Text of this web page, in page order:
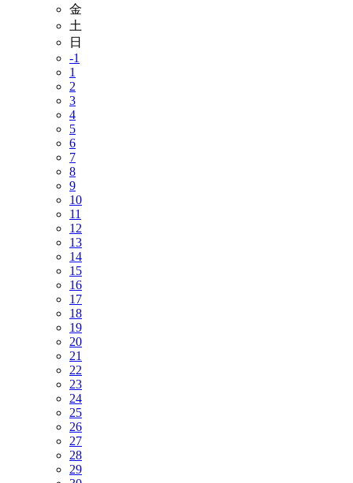
金
土
日
-1
1
2
3
4
5
6
7
8
9
10
11
12
13
14
15
16
17
18
19
20
21
22
23
24
25
26
27
28
29